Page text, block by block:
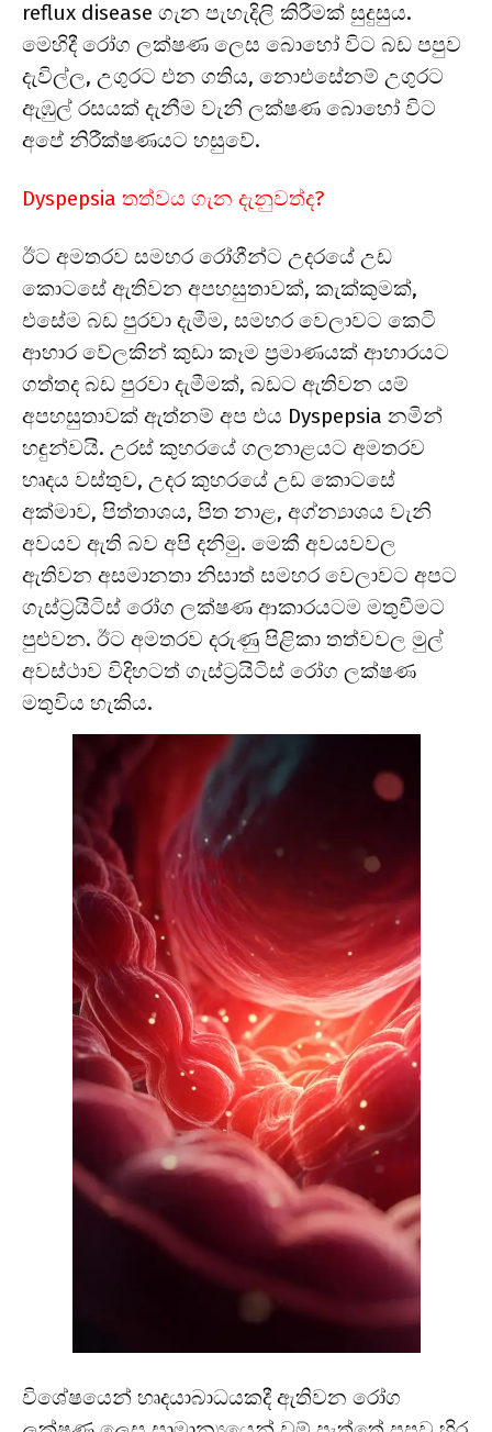
reflux disease ගැන පැහැදිලි කිරීමක් සුදුසුය.
මෙහිදී රෝග ලක්ෂණ ලෙස බොහෝ විට බඩ පපුව
දැවිල්ල, උගුරට එන ගතිය, නොඑසේනම් උගුරට
ඇඹුල් රසයක් දැනීම වැනි ලක්ෂණ බොහෝ විට
අපේ නිරීක්ෂණයට හසුවේ.
Dyspepsia තත්වය ගැන දැනුවත්ද?
ඊට අමතරව සමහර රෝගීන්ට උදරයේ උඩ
කොටසේ ඇතිවන අපහසුතාවක්, කැක්කුමක්,
එසේම බඩ පුරවා දැමීම, සමහර වෙලාවට කෙටි
ආහාර වේලකින් කුඩා කෑම ප්‍රමාණයක් ආහාරයට
ගත්තද බඩ පුරවා දැමීමක්, බඩට ඇතිවන යම්
අපහසුතාවක් ඇත්නම් අප එය Dyspepsia නමින්
හඳුන්වයි. උරස් කුහරයේ ගලනාළයට අමතරව
හෘදය වස්තුව, උදර කුහරයේ උඩ කොටසේ
අක්මාව, පිත්තාශය, පිත නාළ, අග්න්‍යාශය වැනි
අවයව ඇති බව අපි දනිමු. මෙකී අවයවවල
ඇතිවන අසමානතා නිසාත් සමහර වෙලාවට අපට
ගැස්ට්‍රයිටිස් රෝග ලක්ෂණ ආකාරයටම මතුවීමට
පුළුවන. ඊට අමතරව දරුණු පිළිකා තත්වවල මුල්
අවස්ථාව විදිහටත් ගැස්ට්‍රයිටිස් රෝග ලක්ෂණ
මතුවිය හැකිය.
විශේෂයෙන් හෘදයාබාධයකදී ඇතිවන රෝග